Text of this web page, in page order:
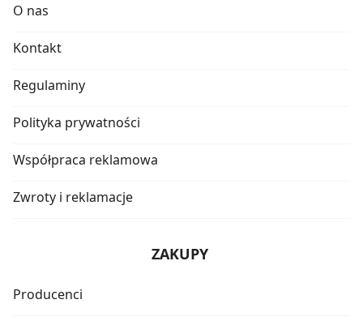
O nas
Kontakt
Regulaminy
Polityka prywatności
Współpraca reklamowa
Zwroty i reklamacje
ZAKUPY
Producenci